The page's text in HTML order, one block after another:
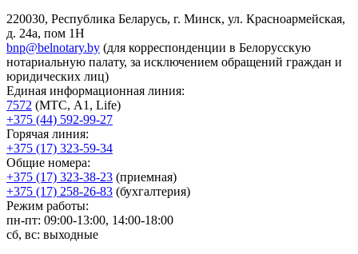
220030, Республика Беларусь, г. Минск, ул. Красноармейская,
д. 24а, пом 1Н
bnp@belnotary.by (для корреспонденции в Белорусскую
нотариальную палату, за исключением обращений граждан и
юридических лиц)
Единая информационная линия:
7572 (МТС, A1, Life)
+375 (44) 592-99-27
Горячая линия:
+375 (17) 323-59-34
Общие номера:
+375 (17) 323-38-23 (приемная)
+375 (17) 258-26-83 (бухгалтерия)
Режим работы:
пн-пт: 09:00-13:00, 14:00-18:00
сб, вс: выходные